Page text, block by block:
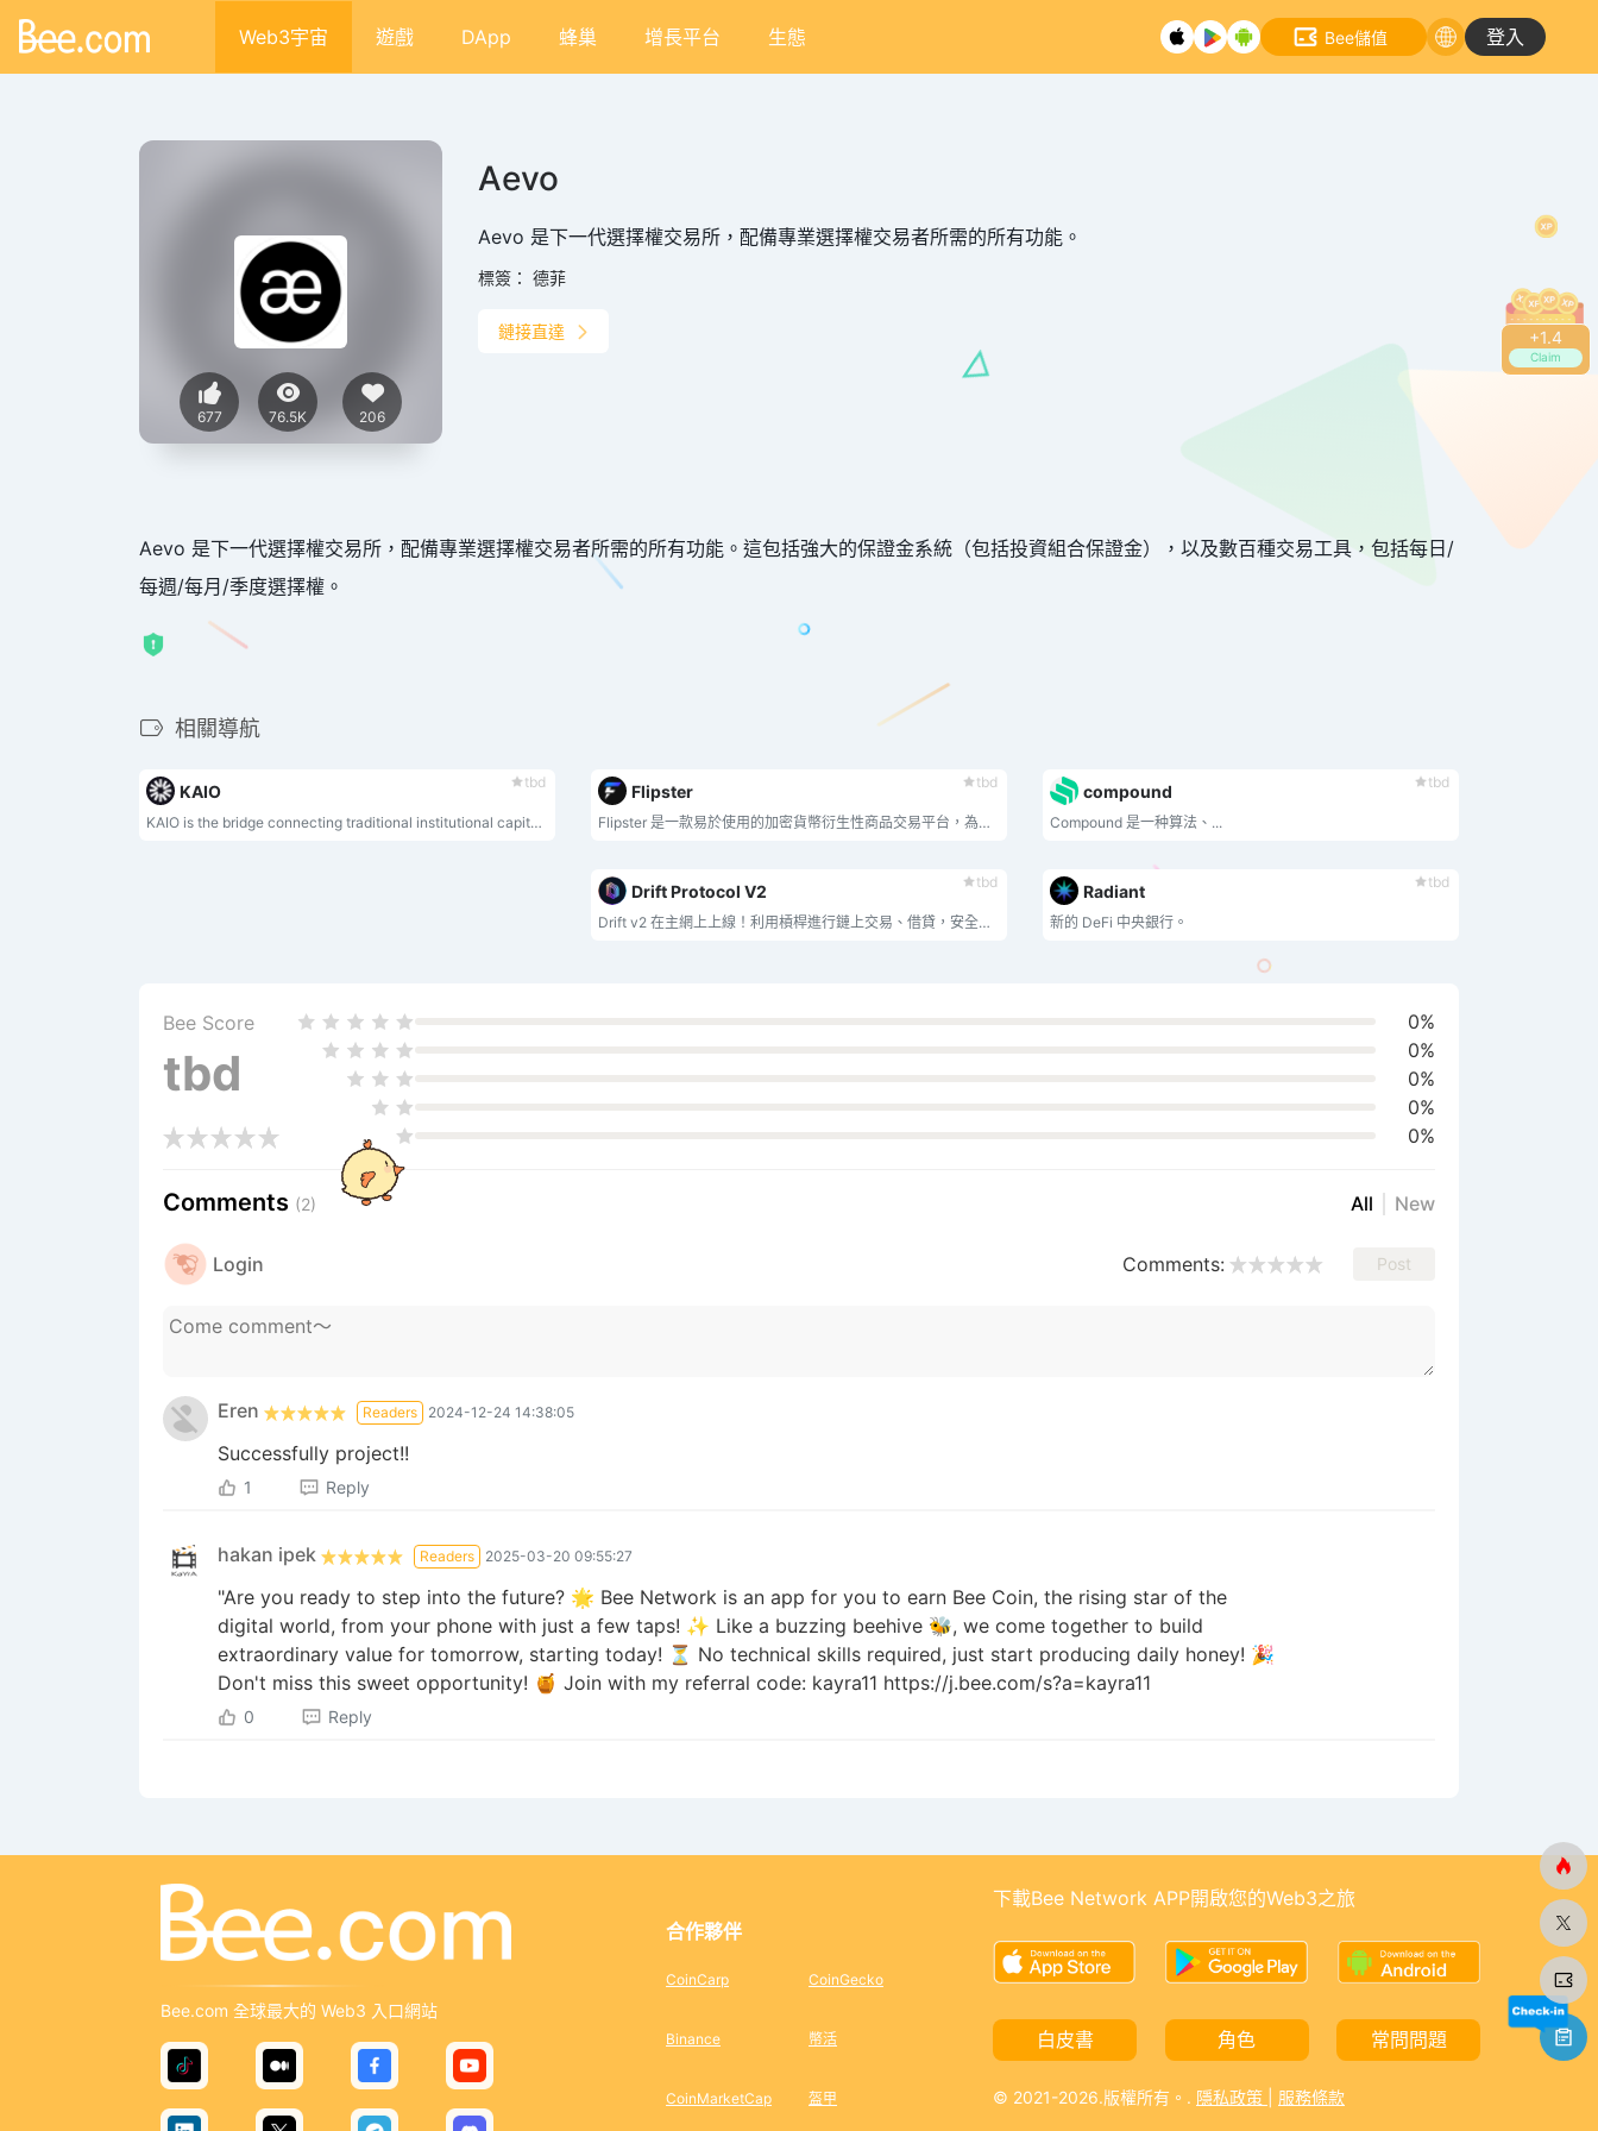
+1.4
Claim
Web3宇宙 遊戲 DApp 蜂巢 增長平台 生態 Bee儲值 登入
677 76.5K 206
Aevo
Aevo 是下一代選擇權交易所，配備專業選擇權交易者所需的所有功能。
標簽： 德菲
鏈接直達
Aevo 是下一代選擇權交易所，配備專業選擇權交易者所需的所有功能。這包括強大的保證金系統（包括投資組合保證金），以及數百種交易工具，包括每日/
每週/每月/季度選擇權。
相關導航
tbd
KAIO
KAIO is the bridge connecting traditional institutional capital with DeFi — turning compliant RWAs into open, programmable, and highly liquid on-chain financial infrastructure.
tbd
Flipster
Flipster 是一款易於使用的加密貨幣衍生性商品交易平台，為用戶提供一站式交易體驗，對 190 多種代幣的槓桿高達 100 倍。
tbd
compound
Compound 是一种算法、...
tbd
Drift Protocol V2
Drift v2 在主網上上線！利用槓桿進行鏈上交易、借貸，安全賺取收益
tbd
Radiant
新的 DeFi 中央銀行。
Bee Score
tbd
0%
0%
0%
0%
0%
Comments (2) All New
Login Comments: Post
Eren Readers 2024-12-24 14:38:05
Successfully project!!
1 Reply
hakan ipek Readers 2025-03-20 09:55:27
"Are you ready to step into the future? 🌟 Bee Network is an app for you to earn Bee Coin, the rising star of the
digital world, from your phone with just a few taps! ✨ Like a buzzing beehive 🐝, we come together to build
extraordinary value for tomorrow, starting today! ⏳ No technical skills required, just start producing daily honey! 🎉
Don't miss this sweet opportunity! 🍯 Join with my referral code: kayra11 https://j.bee.com/s?a=kayra11
0 Reply
Bee.com 全球最大的 Web3 入口網站
合作夥伴
CoinCarp
Binance
CoinMarketCap
CoinGecko
幣活
盔甲
下載Bee Network APP開啟您的Web3之旅
白皮書 角色 常問問題
© 2021-2026.版權所有。. 隱私政策 服務條款